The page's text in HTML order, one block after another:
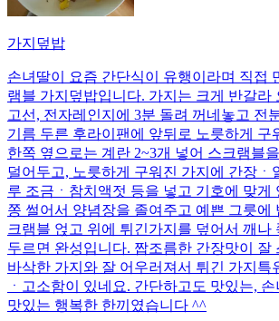
가지덮밥
손녀딸이 요즘 간단식이 유행이라며 직접
램블 가지덮밥입니다. 가지는 크게 반갈라
고선, 전자레인지에 3분 돌려 꺼네놓고 전
기름 두른 후라이팬에 앞뒤로 노릇하게 구
한쪽 옆으로는 계란 2~3개 넣어 스크램블
덜어두고, 노릇하게 구워진 가지에 간장ㆍ
루 조금ㆍ참치액젓 등을 넣고 기호에 맞게
쫑 썰어서 양념장을 졸여주고 예쁜 그릇에
크램블 얹고 위에 튀긴가지를 덮어서 깨나
두르면 완성입니다. 짭조름한 간장맛이 잘
바삭한 가지와 잘 어우러져서 튀긴 가지특
ㆍ고소함이 있네요. 간단하고도 맛있는,
맛있는 행복한 한끼였습니다 ^^